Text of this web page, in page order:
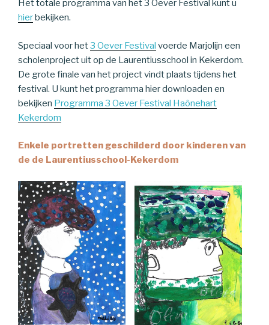
Het totale programma van het 3 Oever Festival kunt u
hierbekijken.
Speciaal voor het3 Oever Festival voerde Marjolijn een
scholenproject uit op de Laurentiusschool in Kekerdom.
De grote finale van het project vindt plaats tijdens het
festival. U kunt het programma hier downloaden en
bekijken Programma 3 Oever Festival Haônehart
Kekerdom
Enkele portretten geschilderd door kinderen van
de de Laurentiusschool-Kekerdom